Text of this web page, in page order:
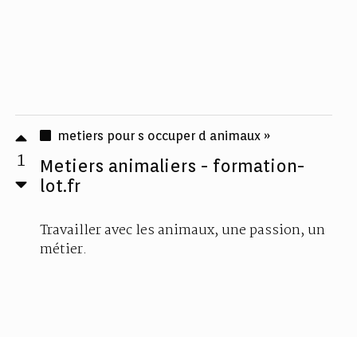
1
metiers pour s occuper d animaux »
Metiers animaliers - formation-
lot.fr
Travailler avec les animaux, une passion, un
métier.